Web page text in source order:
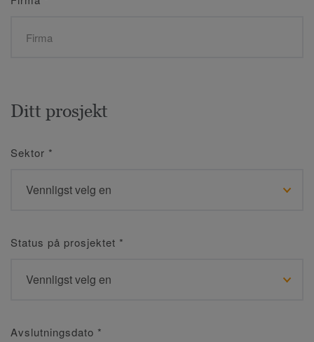
Ditt prosjekt
Sektor *
Status på prosjektet *
Avslutningsdato *